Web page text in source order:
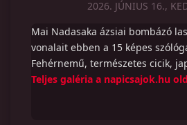
2026. JÚNIUS 16.,
Mai Nadasaka ázsiai bombázó
vonalait ebben a 15 képes
Fehérnemű, természetes cicik,
Teljes galéria a napicsajok.hu